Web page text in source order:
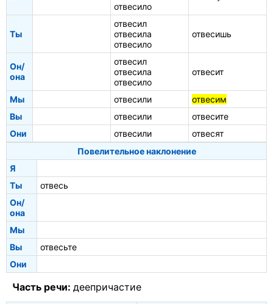
отвесило
Ты
отвесил
отвесила
отвесило
отвесишь
Он/
она
отвесил
отвесила
отвесило
отвесит
Мы отвесили
отвесим
Вы
отвесили
отвесите
Они
отвесили
отвесят
Повелительное наклонение
Я
Ты
отвесь
Он/
она
Мы
Вы
отвесьте
Они
Часть речи: деепричастие